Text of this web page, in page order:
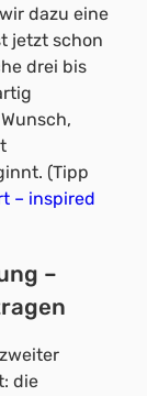
dazu eine
jetzt schon
drei bis
(Tipp
– inspired
–
die